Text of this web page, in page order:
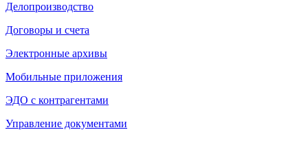
Делопроизводство
Договоры и счета
Электронные архивы
Мобильные приложения
ЭДО с контрагентами
Управление документами